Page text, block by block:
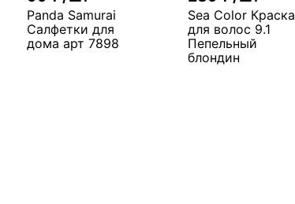
Panda Samurai
Салфетки для
дома арт 7898
Sea Color Краска
для волос 9.1
Пепельный
блондин